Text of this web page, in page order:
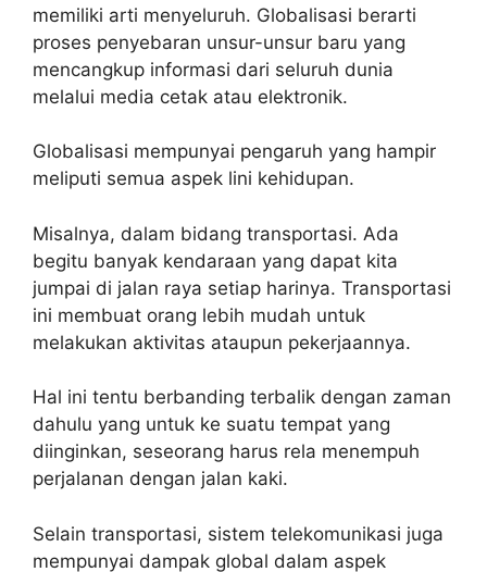
memiliki arti menyeluruh. Globalisasi berarti
proses penyebaran unsur-unsur baru yang
mencangkup informasi dari seluruh dunia
melalui media cetak atau elektronik.
Globalisasi mempunyai pengaruh yang hampir
meliputi semua aspek lini kehidupan.
Misalnya, dalam bidang transportasi. Ada
begitu banyak kendaraan yang dapat kita
jumpai di jalan raya setiap harinya. Transportasi
ini membuat orang lebih mudah untuk
melakukan aktivitas ataupun pekerjaannya.
Hal ini tentu berbanding terbalik dengan zaman
dahulu yang untuk ke suatu tempat yang
diinginkan, seseorang harus rela menempuh
perjalanan dengan jalan kaki.
Selain transportasi, sistem telekomunikasi juga
mempunyai dampak global dalam aspek